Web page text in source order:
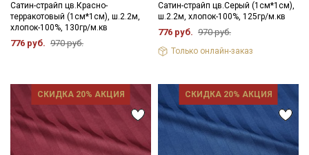
Сатин-страйп цв.Красно-
терракотовый (1см*1см), ш.2.2м,
хлопок-100%, 130гр/м.кв
776 руб. 970 руб.
Сатин-страйп цв.Серый (1см*1см),
ш.2.2м, хлопок-100%, 125гр/м.кв
776 руб. 970 руб.
Только онлайн-заказ
СКИДКА 20% АКЦИЯ СКИДКА 20% АКЦИЯ
Подписаться
данныхи даюСогласие на обработку персональных
данных
ДаюСогласие на получение рекламных и
информационных рассылок